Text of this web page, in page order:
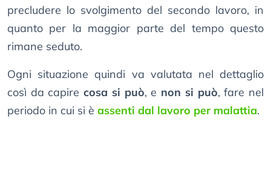
precludere lo svolgimento del secondo lavoro, in
quanto per la maggior parte del tempo questo
rimane seduto.
Ogni situazione quindi va valutata nel dettaglio
così da capirecosa si può, e non si può, fare nel
periodo in cui si è assenti dal lavoro per malattia.